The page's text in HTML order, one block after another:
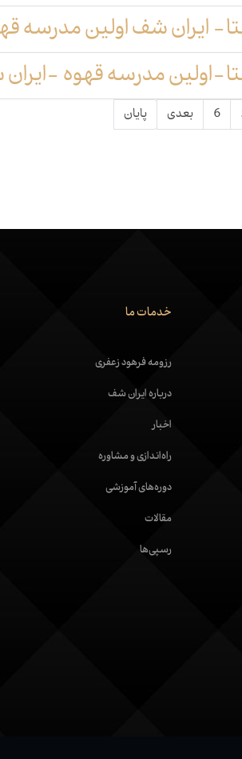
ایران شف اولین مدرسه قهوه
مدرسه قهوه -ایران شف بیش
6 بعدی پایان
خدمات ما
رزومه فرهود زعفری
درباره ایران شف
اخبار
راه‌اندازی و مشاوره
دوره‌های آموزشی
مقالات
رسپی‌ها